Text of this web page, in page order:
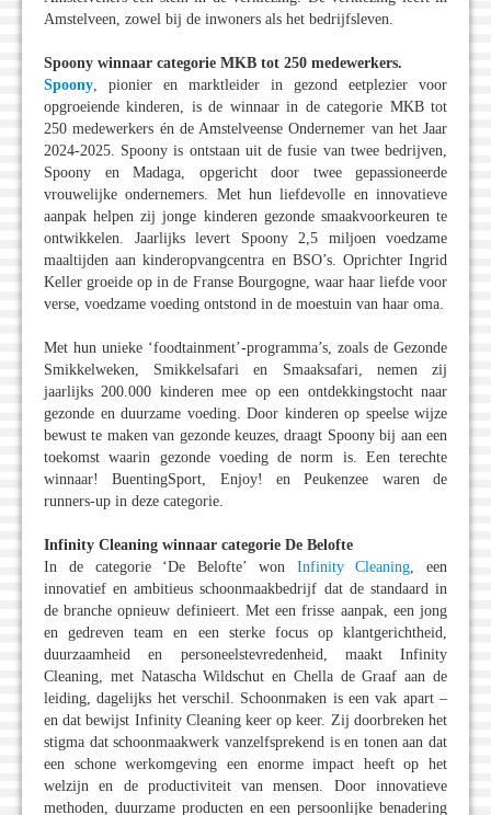
Amstelveen, zowel bij de inwoners als het bedrijfsleven.
Spoony winnaar categorie MKB tot 250 medewerkers.
Spoony, pionier en marktleider in gezond eetplezier voor
opgroeiende kinderen, is de winnaar in de categorie MKB tot
250 medewerkers én de Amstelveense Ondernemer van het Jaar
2024-2025. Spoony is ontstaan uit de fusie van twee bedrijven,
Spoony en Madaga, opgericht door twee gepassioneerde
vrouwelijke ondernemers. Met hun liefdevolle en innovatieve
aanpak helpen zij jonge kinderen gezonde smaakvoorkeuren te
ontwikkelen. Jaarlijks levert Spoony 2,5 miljoen voedzame
maaltijden aan kinderopvangcentra en BSO’s. Oprichter Ingrid
Keller groeide op in de Franse Bourgogne, waar haar liefde voor
verse, voedzame voeding ontstond in de moestuin van haar oma.
Met hun unieke ‘foodtainment’-programma’s, zoals de Gezonde
Smikkelweken, Smikkelsafari en Smaaksafari, nemen zij
jaarlijks 200.000 kinderen mee op een ontdekkingstocht naar
gezonde en duurzame voeding. Door kinderen op speelse wijze
bewust te maken van gezonde keuzes, draagt Spoony bij aan een
toekomst waarin gezonde voeding de norm is. Een terechte
winnaar! BuentingSport, Enjoy! en Peukenzee waren de
runners-up in deze categorie.
Infinity Cleaning winnaar categorie De Belofte
In de categorie ‘De Belofte’ won Infinity Cleaning, een
innovatief en ambitieus schoonmaakbedrijf dat de standaard in
de branche opnieuw definieert. Met een frisse aanpak, een jong
en gedreven team en een sterke focus op klantgerichtheid,
duurzaamheid en personeelstevredenheid, maakt Infinity
Cleaning, met Natascha Wildschut en Chella de Graaf aan de
leiding, dagelijks het verschil. Schoonmaken is een vak apart –
en dat bewijst Infinity Cleaning keer op keer. Zij doorbreken het
stigma dat schoonmaakwerk vanzelfsprekend is en tonen aan dat
een schone werkomgeving een enorme impact heeft op het
welzijn en de productiviteit van mensen. Door innovatieve
methoden, duurzame producten en een persoonlijke benadering